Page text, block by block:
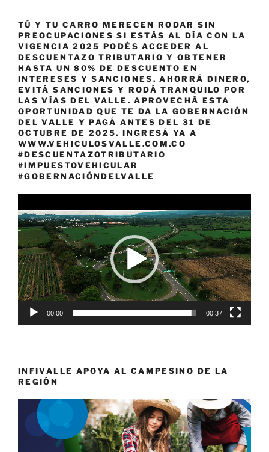
TÚ Y TU CARRO MERECEN RODAR SIN
PREOCUPACIONES SI ESTÁS AL DÍA CON LA
VIGENCIA 2025 PODÉS ACCEDER AL
DESCUENTAZO TRIBUTARIO Y OBTENER
HASTA UN 80% DE DESCUENTO EN
INTERESES Y SANCIONES. AHORRÁ DINERO,
EVITÁ SANCIONES Y RODÁ TRANQUILO POR
LAS VÍAS DEL VALLE. APROVECHÁ ESTA
OPORTUNIDAD QUE TE DA LA GOBERNACIÓN
DEL VALLE Y PAGÁ ANTES DEL 31 DE
OCTUBRE DE 2025. INGRESÁ YA A
WWW.VEHICULOSVALLE.COM.CO
#DESCUENTAZOTRIBUTARIO
#IMPUESTOVEHICULAR
#GOBERNACIÓNDELVALLE
de
vídeo
00:00 00:37
INFIVALLE APOYA AL CAMPESINO DE LA
REGIÓN